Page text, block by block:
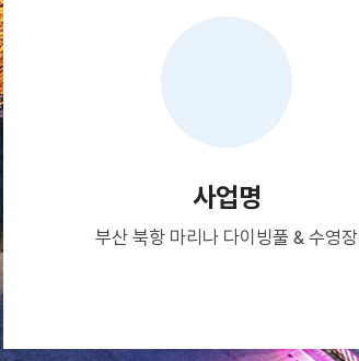
사업명
부산 북항 마리나 다이빙풀 & 수영장